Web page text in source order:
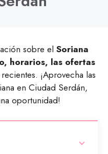
sobre el Soriana
horarios, las ofertas
¡Aprovecha las
en Ciudad Serdán,
oportunidad!